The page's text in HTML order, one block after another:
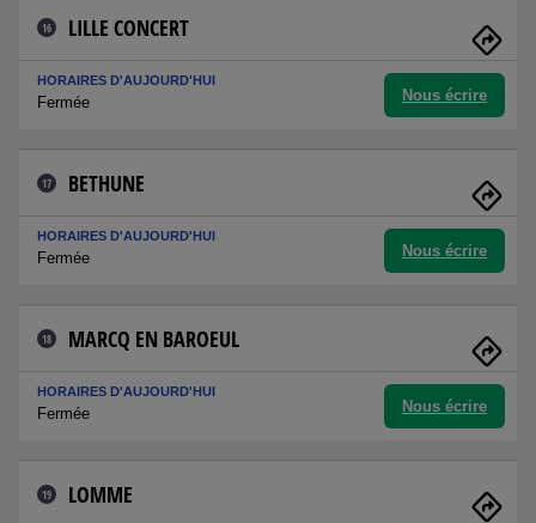
16 LILLE CONCERT
HORAIRES D'AUJOURD'HUI
Fermée Nous écrire
17 BETHUNE
HORAIRES D'AUJOURD'HUI
Fermée Nous écrire
18 MARCQ EN BAROEUL
HORAIRES D'AUJOURD'HUI
Fermée Nous écrire
19 LOMME